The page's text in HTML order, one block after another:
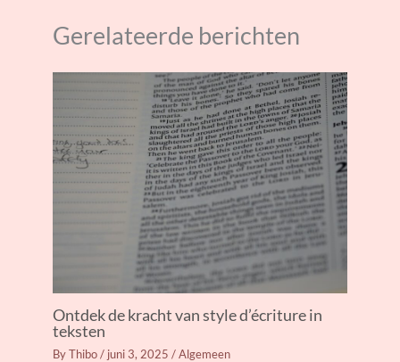
Gerelateerde berichten
Ontdek de kracht van style d’écriture in
teksten
ByThibo/ juni 3, 2025 /Algemeen